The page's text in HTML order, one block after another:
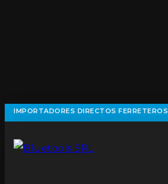
IMPORTADORES DIRECTOS FERRETEROS